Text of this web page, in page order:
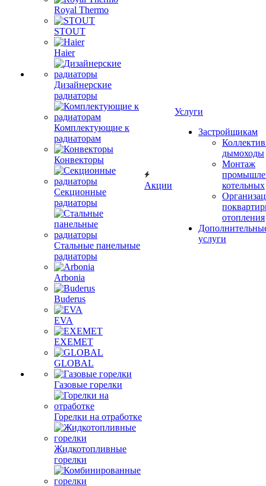
Royal Thermo
STOUT
Haier
Дизайнерские
радиаторы
Комплектующие к
радиаторам
Конвекторы
Секционные
радиаторы
Стальные панельные
радиаторы
Arbonia
Buderus
EVA
EXEMET
GLOBAL
Газовые горелки
Горелки на отработке
Жидкотопливные
горелки
Акции
Услуги
Застройщикам
дымоходы
Монтаж
котельных
отопления
услуги